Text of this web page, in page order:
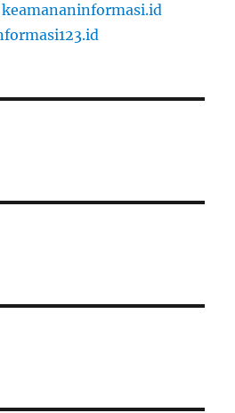
keamananinformasi.id